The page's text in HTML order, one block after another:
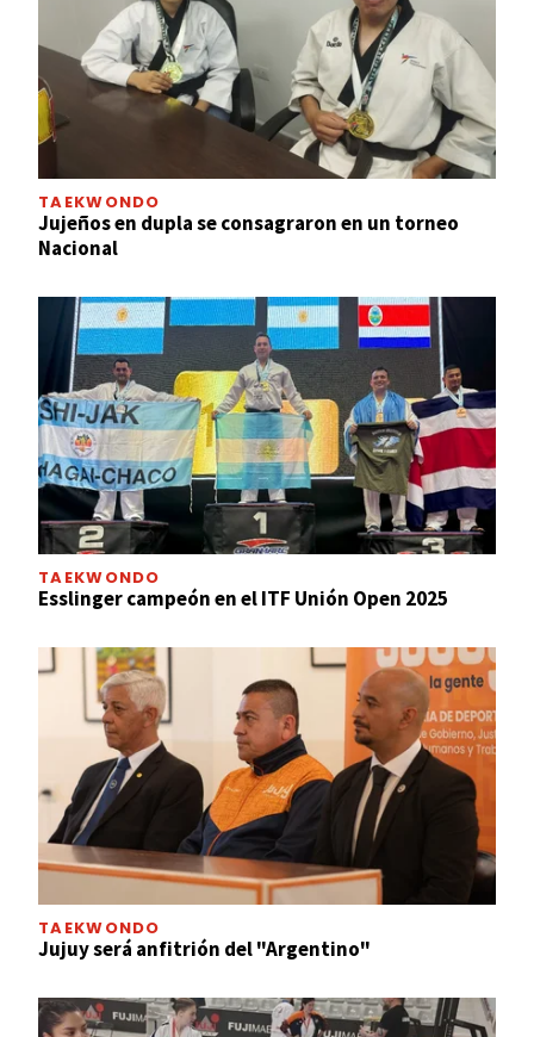
TAEKWONDO
Jujeños en dupla se consagraron en un torneo
Nacional
TAEKWONDO
Esslinger campeón en el ITF Unión Open 2025
TAEKWONDO
Jujuy será anfitrión del "Argentino"